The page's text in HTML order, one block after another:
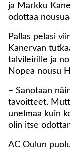
ja Markku
odottaa
Pallas pelasi
Kanervan
talvileirille ja
Nopea nousu
– Sanotaan
tavoitteet.
unelmaa kuin
olin itse
AC Oulun